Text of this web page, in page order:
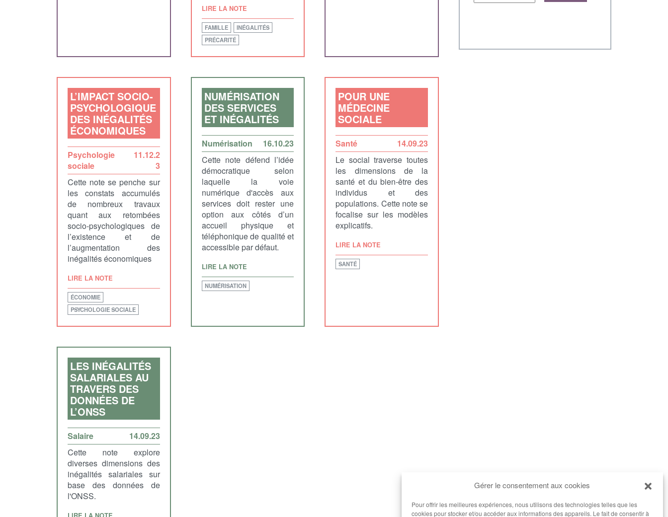
Gérer le consentement aux cookies
Pour offrir les meilleures expériences, nous utilisons des technologies telles que les
cookies pour stocker et/ou accéder aux informations des appareils. Le fait de consentir à
LIRE LA NOTE
FAMILLE
INÉGALITÉS
PRÉCARITÉ
L’IMPACT SOCIO-
PSYCHOLOGIQUE
DES INÉGALITÉS
ÉCONOMIQUES
Psychologie
sociale
11.12.2
3
Cette note se penche sur
les constats accumulés
de nombreux travaux
quant aux retombées
socio-psychologiques de
l’existence et de
l’augmentation des
inégalités économiques
LIRE LA NOTE
ÉCONOMIE
PSYCHOLOGIE SOCIALE
NUMÉRISATION
DES SERVICES
ET INÉGALITÉS
Numérisation
16.10.23
Cette note défend l’idée
démocratique selon
laquelle la voie
numérique d'accès aux
services doit rester une
option aux côtés d’un
accueil physique et
téléphonique de qualité et
accessible par défaut.
LIRE LA NOTE
NUMÉRISATION
POUR UNE
MÉDECINE
SOCIALE
Santé
14.09.23
Le social traverse toutes
les dimensions de la
santé et du bien-être des
individus et des
populations. Cette note se
focalise sur les modèles
explicatifs.
LIRE LA NOTE
SANTÉ
LES INÉGALITÉS
SALARIALES AU
TRAVERS DES
DONNÉES DE
L’ONSS
Salaire
14.09.23
Cette note explore
diverses dimensions des
inégalités salariales sur
base des données de
l'ONSS.